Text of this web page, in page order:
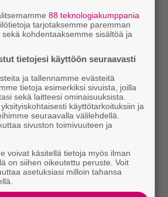
88 teknologiakumppania
tarjotaksemme paremman
kohdentaaksemme sisältöä ja
tietojesi käyttöön seuraavasti
ja tallennamme evästeitä
tietoja esimerkiksi sivuista, joilla
sekä laitteesi ominaisuuksista.
käyttötarkoituksiin ja
seuraavalla välilehdellä.
sivuston toimivuuteen ja
voivat käsitellä tietoja myös ilman
on siihen oikeutettu peruste. Voit
asetuksiasi milloin tahansa